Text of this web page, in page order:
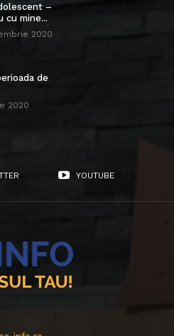
–
cu mine...
2020
de
2020
YOUTUBE